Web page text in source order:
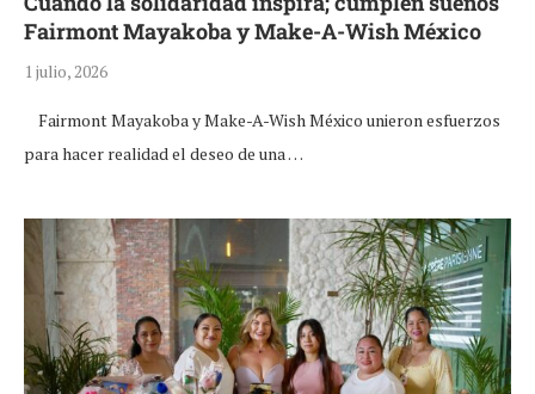
Fairmont Mayakoba y Make-A-Wish México
1 julio, 2026
Fairmont Mayakoba y Make-A-Wish México unieron esfuerzos
para hacer realidad el deseo de una …